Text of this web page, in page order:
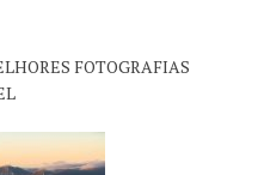
FOTOGRAFIAS